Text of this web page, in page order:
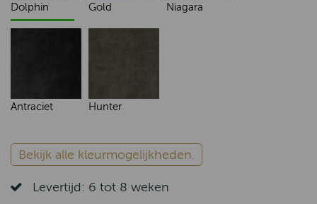
Dolphin Gold Niagara
Antraciet Hunter
Bekijk alle kleurmogelijkheden.
Levertijd: 6 tot 8 weken